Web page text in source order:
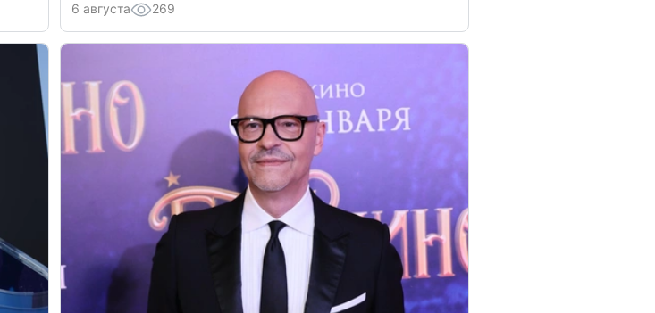
6 августа 269